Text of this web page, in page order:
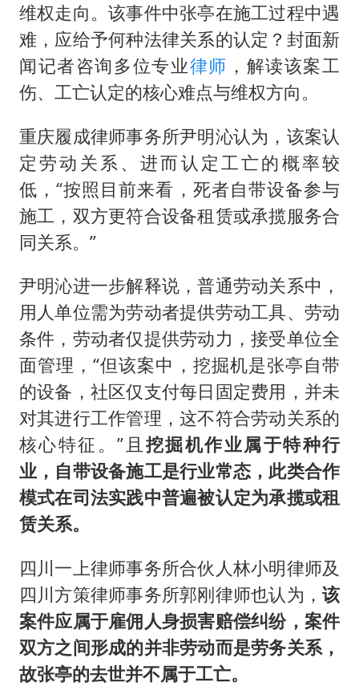
维权走向。该事件中张亭在施工过程中遇
难，应给予何种法律关系的认定？封面新
闻记者咨询多位专业律师 ，解读该案工
伤、工亡认定的核心难点与维权方向。
重庆履成律师事务所尹明沁认为，该案认
定劳动关系、进而认定工亡的概率较
低，“按照目前来看，死者自带设备参与
施工，双方更符合设备租赁或承揽服务合
同关系。”
尹明沁进一步解释说，普通劳动关系中，
用人单位需为劳动者提供劳动工具、劳动
条件，劳动者仅提供劳动力，接受单位全
面管理，“但该案中，挖掘机是张亭自带
的设备，社区仅支付每日固定费用，并未
对其进行工作管理，这不符合劳动关系的
核心特征。”且 挖掘机作业属于特种行
业，自带设备施工是行业常态，此类合作
模式在司法实践中普遍被认定为承揽或租
赁关系。
四川一上律师事务所合伙人林小明律师及
四川方策律师事务所郭刚律师也认为，该
案件应属于雇佣人身损害赔偿纠纷，案件
双方之间形成的并非劳动而是劳务关系，
故张亭的去世并不属于工亡。